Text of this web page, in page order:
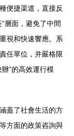
便捷渠道，直接反
層面，避免了中間
視和快速響應。系
任單位，并嚴格限
”的高效運行模
蓋了社會生活的方
方面的政策咨詢與